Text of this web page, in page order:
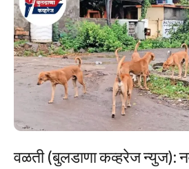
वळती (बुलडाणा कव्हरेज न्युज):